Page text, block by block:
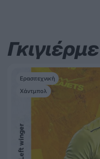
Ερασιτεχνική
Χάντμπολ